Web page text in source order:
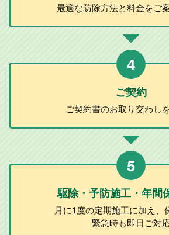
最適な防除方法と料金をご
4
ご契約
ご契約書のお取り交わし
5
駆除・予防施工 ・年間
月に1度の定期施工に加え、
緊急時も即日ご対